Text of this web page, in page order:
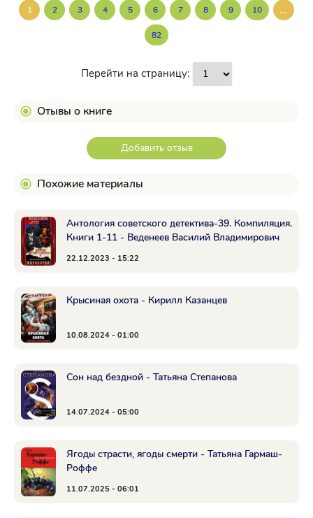
1 2 3 4 5 6 7 8 9 10 ...
82
Перейти на страницу:
Отывы о книге
Добавить отзыв
Похожие материалы
Антология советского детектива-39. Компиляция.
Книги 1-11 - Веденеев Василий Владимирович
22.12.2023 - 15:22
Крысиная охота - Кирилл Казанцев
10.08.2024 - 01:00
Сон над бездной - Татьяна Степанова
14.07.2024 - 05:00
Ягоды страсти, ягоды смерти - Татьяна Гармаш-
Роффе
11.07.2025 - 06:01